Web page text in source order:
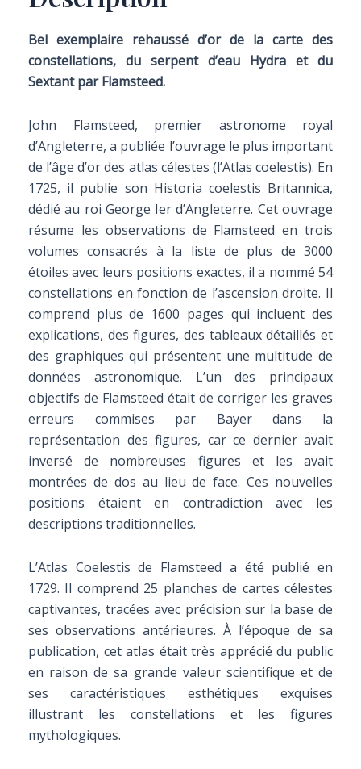
Bel exemplaire rehaussé d’or de la carte des
constellations, du serpent d’eau Hydra et du
Sextant par Flamsteed.
John Flamsteed, premier astronome royal
d’Angleterre, a publiée l’ouvrage le plus important
de l’âge d’or des atlas célestes (l’Atlas coelestis). En
1725, il publie son Historia coelestis Britannica,
dédié au roi George Ier d’Angleterre. Cet ouvrage
résume les observations de Flamsteed en trois
volumes consacrés à la liste de plus de 3000
étoiles avec leurs positions exactes, il a nommé 54
constellations en fonction de l’ascension droite. Il
comprend plus de 1600 pages qui incluent des
explications, des figures, des tableaux détaillés et
des graphiques qui présentent une multitude de
données astronomique. L’un des principaux
objectifs de Flamsteed était de corriger les graves
erreurs commises par Bayer dans la
représentation des figures, car ce dernier avait
inversé de nombreuses figures et les avait
montrées de dos au lieu de face. Ces nouvelles
positions étaient en contradiction avec les
descriptions traditionnelles.
L’Atlas Coelestis de Flamsteed a été publié en
1729. Il comprend 25 planches de cartes célestes
captivantes, tracées avec précision sur la base de
ses observations antérieures. À l’époque de sa
publication, cet atlas était très apprécié du public
en raison de sa grande valeur scientifique et de
ses caractéristiques esthétiques exquises
illustrant les constellations et les figures
mythologiques.